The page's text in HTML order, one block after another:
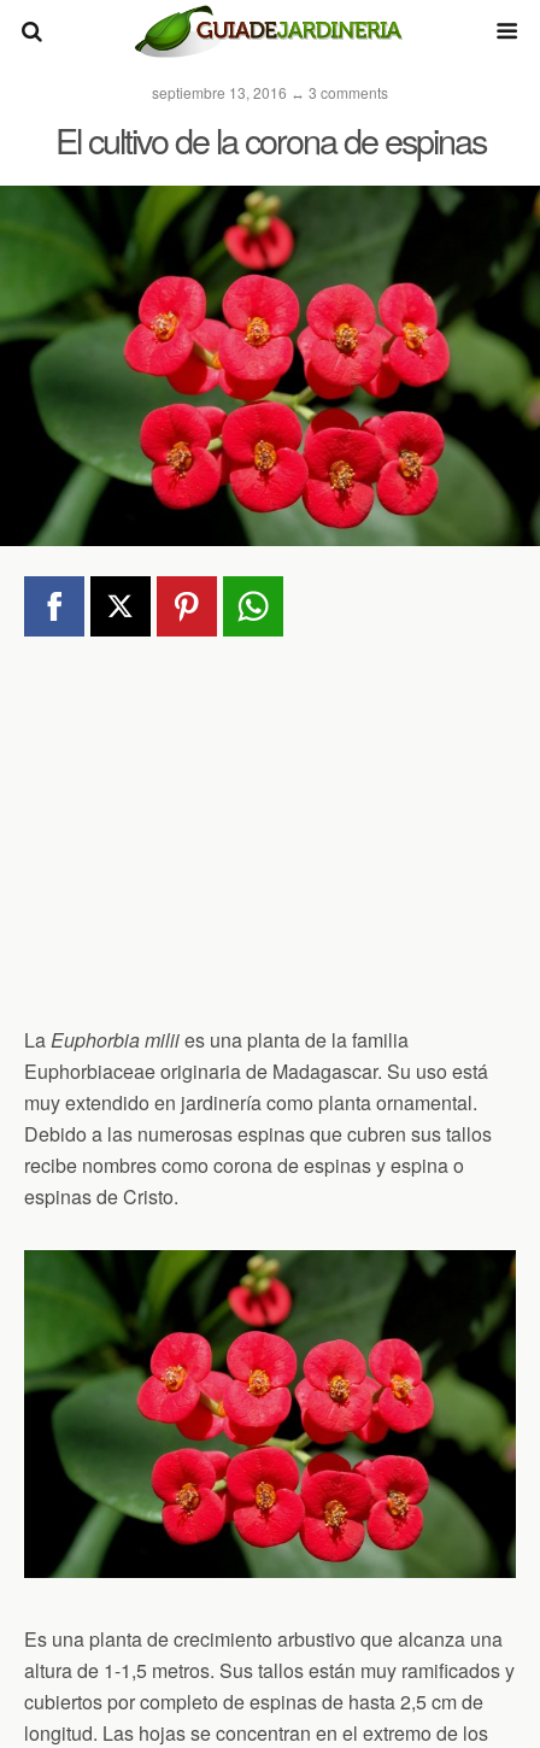
septiembre 13, 2016 ↔ 3 comments
El cultivo de la corona de espinas
LaEuphorbia miliies una planta de la familia
Euphorbiaceae originaria de Madagascar. Su uso está
muy extendido en jardinería como planta ornamental.
Debido a las numerosas espinas que cubren sus tallos
recibe nombres como corona de espinas y espina o
espinas de Cristo.
Es una planta de crecimiento arbustivo que alcanza una
altura de 1-1,5 metros. Sus tallos están muy ramificados y
cubiertos por completo de espinas de hasta 2,5 cm de
longitud. Las hojas se concentran en el extremo de los